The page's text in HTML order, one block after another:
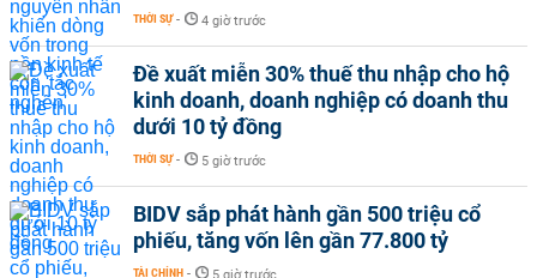
THỜI SỰ - 4 giờ trước
Đề xuất miễn 30% thuế thu nhập cho hộ
kinh doanh, doanh nghiệp có doanh thu
dưới 10 tỷ đồng
THỜI SỰ - 5 giờ trước
BIDV sắp phát hành gần 500 triệu cổ
phiếu, tăng vốn lên gần 77.800 tỷ
TÀI CHÍNH -